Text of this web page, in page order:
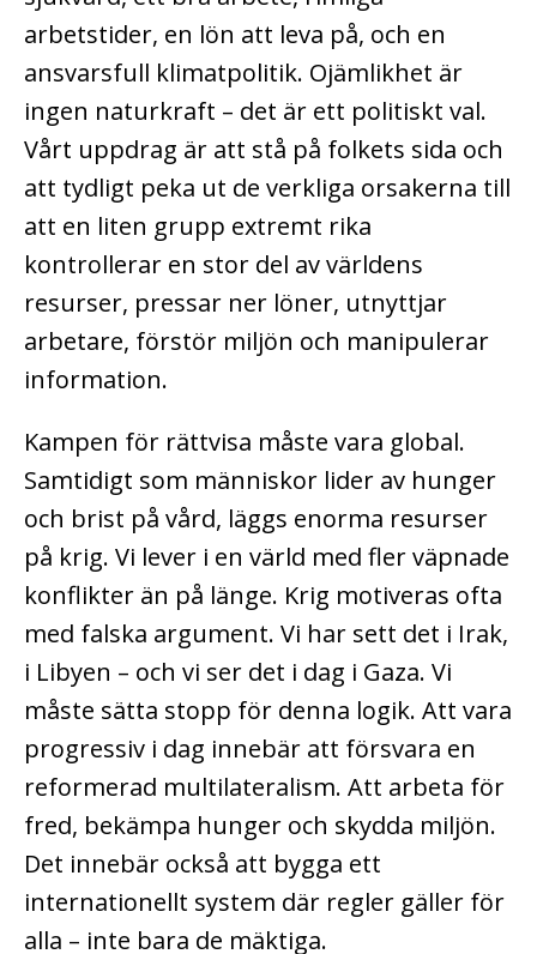
arbetstider, en lön att leva på, och en
ansvarsfull klimatpolitik. Ojämlikhet är
ingen naturkraft – det är ett politiskt val.
Vårt uppdrag är att stå på folkets sida och
att tydligt peka ut de verkliga orsakerna till
att en liten grupp extremt rika
kontrollerar en stor del av världens
resurser, pressar ner löner, utnyttjar
arbetare, förstör miljön och manipulerar
information.
Kampen för rättvisa måste vara global.
Samtidigt som människor lider av hunger
och brist på vård, läggs enorma resurser
på krig. Vi lever i en värld med fler väpnade
konflikter än på länge. Krig motiveras ofta
med falska argument. Vi har sett det i Irak,
i Libyen – och vi ser det i dag i Gaza. Vi
måste sätta stopp för denna logik. Att vara
progressiv i dag innebär att försvara en
reformerad multilateralism. Att arbeta för
fred, bekämpa hunger och skydda miljön.
Det innebär också att bygga ett
internationellt system där regler gäller för
alla – inte bara de mäktiga.